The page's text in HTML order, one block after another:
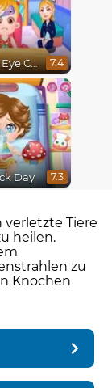
Baby Hazel Eye Care 7.4
Day 7.3
verletzte Tiere
heilen.
zu
Knochen